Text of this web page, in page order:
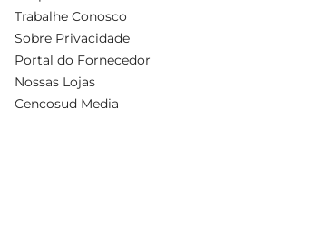
Trabalhe Conosco
Sobre Privacidade
Portal do Fornecedor
Nossas Lojas
Cencosud Media